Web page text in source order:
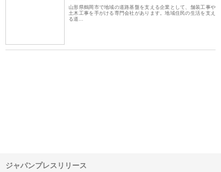
山形県鶴岡市で地域の道路基盤を支える企業として、舗装工事や
土木工事を手がける専門会社があります。地域住民の生活を支え
る道…
ジャパンプレスリリース